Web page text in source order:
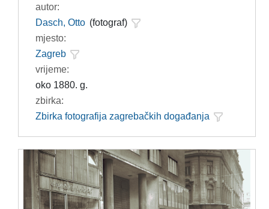
autor:
Dasch, Otto (fotograf)
mjesto:
Zagreb
vrijeme:
oko 1880. g.
zbirka:
Zbirka fotografija zagrebačkih događanja